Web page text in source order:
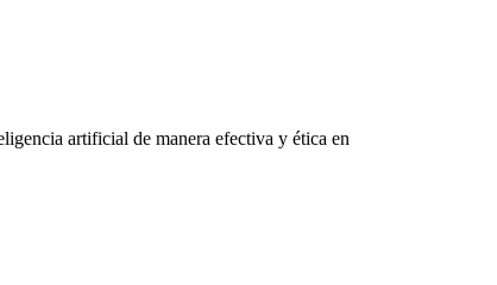
artificial de manera efectiva y ética en